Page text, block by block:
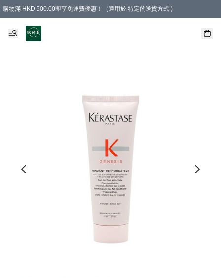
購物滿 HKD 500.00即享免運費優惠！（適用於 特定的送貨方式 )